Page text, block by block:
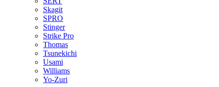
Skagit
SPRO
Stinger
Strike Pro
Thomas
Tsunekichi
Usami
Williams
Yo-Zuri